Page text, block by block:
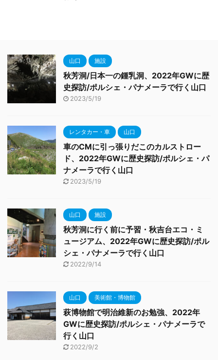
山口 施設
秋芳洞/日本一の鍾乳洞、2022年GWに歴
史探訪/ポルシェ・パナメーラで行く山口
2023/5/19
レンタカー・車 山口
車のCMに引っ張りだこのカルストロー
ド、2022年GWに歴史探訪/ポルシェ・パ
ナメーラで行く山口
2023/5/19
山口 施設
秋芳洞に行く前に予習・秋吉台エコ・ミ
ュージアム、2022年GWに歴史探訪/ポル
シェ・パナメーラで行く山口
2022/9/14
山口 美術館・博物館
萩博物館で明治維新のお勉強、2022年
GWに歴史探訪/ポルシェ・パナメーラで
行く山口
2022/9/2